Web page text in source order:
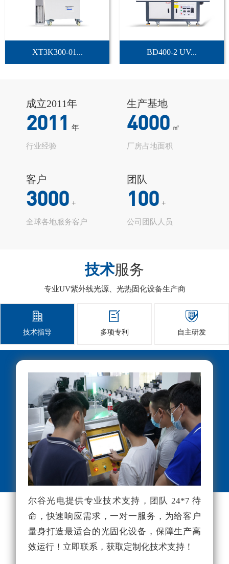
XT3K300-01... BD400-2 UV...
成立2011年
2011 年
行业经验
生产基地
4000 ㎡
厂房占地面积
客户
3000 +
全球各地服务客户
团队
100 +
公司团队人员
技术服务
专业UV紫外线光源、光热固化设备生产商

技术指导

多项专利

自主研发
尔谷光电提供专业技术支持，团队 24*7 待
命，快速响应需求，一对一服务，为给客户
量身打造最适合的光固化设备，保障生产高
效运行！立即联系，获取定制化技术支持！